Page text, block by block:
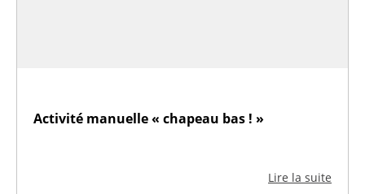
Activité manuelle « chapeau bas ! »
Lire la suite